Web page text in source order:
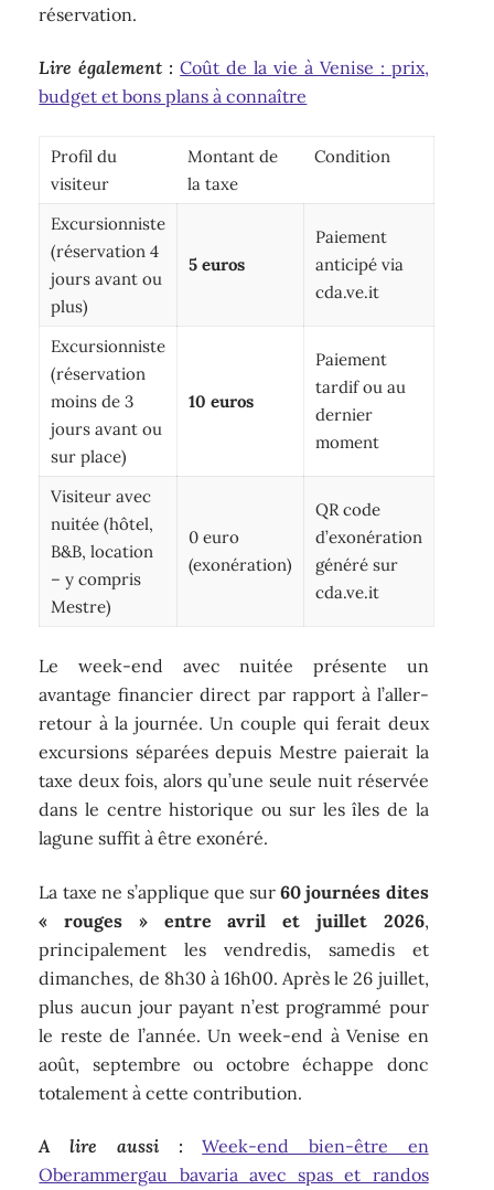
réservation.
Lire également : Coût de la vie à Venise : prix,
budget et bons plans à connaître
Profil du
visiteur
Montant de
la taxe
Condition
Excursionniste
(réservation 4
jours avant ou
plus)
5 euros
Paiement
anticipé via
cda.ve.it
Excursionniste
(réservation
moins de 3
jours avant ou
sur place)
10 euros
Paiement
tardif ou au
dernier
moment
Visiteur avec
nuitée (hôtel,
B&B, location
– y compris
Mestre)
0 euro
(exonération)
QR code
d’exonération
généré sur
cda.ve.it
Le week-end avec nuitée présente un
avantage financier direct par rapport à l’aller-
retour à la journée. Un couple qui ferait deux
excursions séparées depuis Mestre paierait la
taxe deux fois, alors qu’une seule nuit réservée
dans le centre historique ou sur les îles de la
lagune suffit à être exonéré.
La taxe ne s’applique que sur60 journées dites
« rouges » entre avril et juillet 2026,
principalement les vendredis, samedis et
dimanches, de 8h30 à 16h00. Après le 26 juillet,
plus aucun jour payant n’est programmé pour
le reste de l’année. Un week-end à Venise en
août, septembre ou octobre échappe donc
totalement à cette contribution.
A lire aussi :
Week-end bien-être en
Oberammergau bavaria avec spas et randos